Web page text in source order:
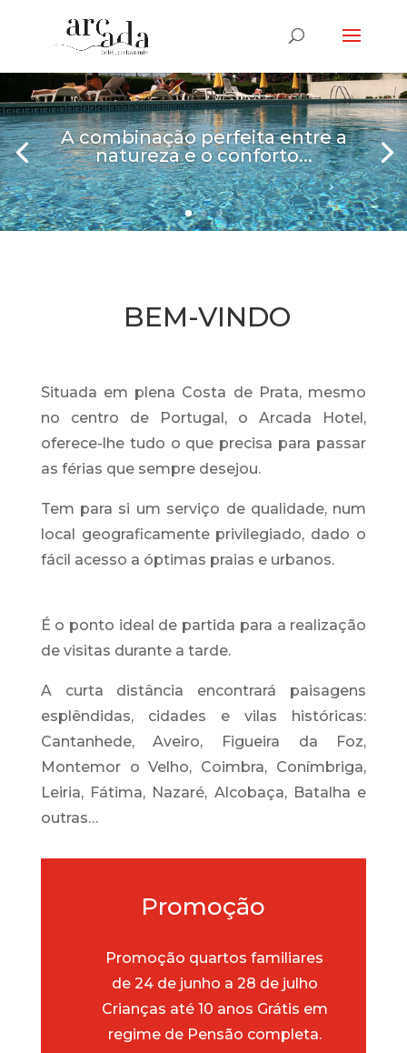
A combinação perfeita entre a
natureza e o conforto...
BEM-VINDO
Situada em plena Costa de Prata, mesmo
no centro de Portugal, o Arcada Hotel,
oferece-lhe tudo o que precisa para passar
as férias que sempre desejou.
Tem para si um serviço de qualidade, num
local geograficamente privilegiado, dado o
fácil acesso a óptimas praias e urbanos.
É o ponto ideal de partida para a realização
de visitas durante a tarde.
A curta distância encontrará paisagens
esplêndidas, cidades e vilas históricas:
Cantanhede, Aveiro, Figueira da Foz,
Montemor o Velho, Coimbra, Conímbriga,
Leiria, Fátima, Nazaré, Alcobaça, Batalha e
outras…
Promoção
Promoção quartos familiares
de 24 de junho a 28 de julho
Crianças até 10 anos Grátis em
regime de Pensão completa.